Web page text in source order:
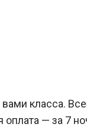
класса.
— за 7